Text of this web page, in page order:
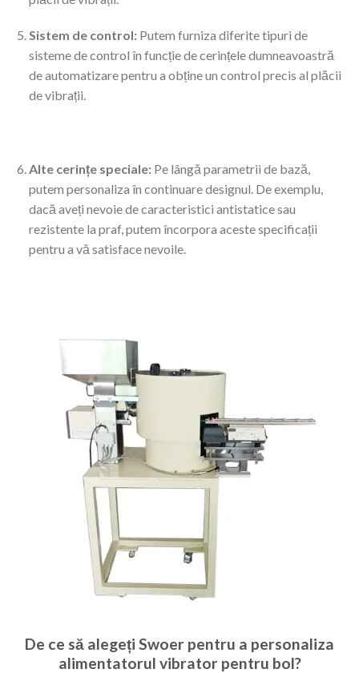
Sistem de control: Putem furniza diferite tipuri de
sisteme de control în funcție de cerințele dumneavoastră
de automatizare pentru a obține un control precis al plăcii
de vibrații.
Alte cerințe speciale:Pe lângă parametrii de bază,
putem personaliza în continuare designul. De exemplu,
dacă aveți nevoie de caracteristici antistatice sau
rezistente la praf, putem încorpora aceste specificații
pentru a vă satisface nevoile.
De ce să alegeți Swoer pentru a personaliza
alimentatorul vibrator pentru bol?